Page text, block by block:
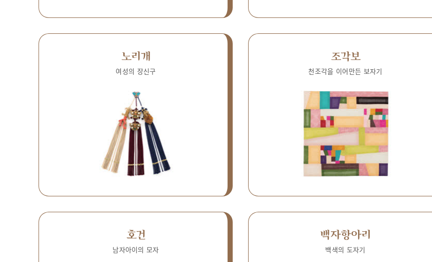
노리개
여성의 장신구
조각보
천조각을 이어만든 보자기
호건
남자아이의 모자
백자항아리
백색의 도자기